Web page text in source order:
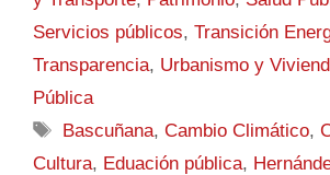
Servicios públicos, Transición
Transparencia, Urbanismo y
Pública
Bascuñana,Cambio Climático,
Cultura, Eduación pública,